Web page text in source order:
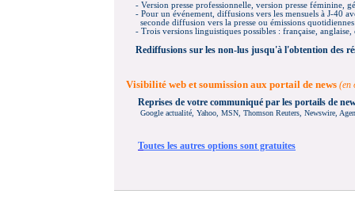
- Version presse professionnelle, version presse féminine,
- Pour un événement, diffusions vers les mensuels à J-40
seconde diffusion vers la presse ou émissions quotidiennes
- Trois versions linguistiques possibles : française, anglaise,
Rediffusions sur les non-lus jusqu'à l'obtention des
Visibilité web et soumission aux portail de news (en
Reprises de votre communiqué par les portails de
Google actualité, Yahoo, MSN, Thomson Reuters, Newswire,
Toutes les autres options sont gratuites